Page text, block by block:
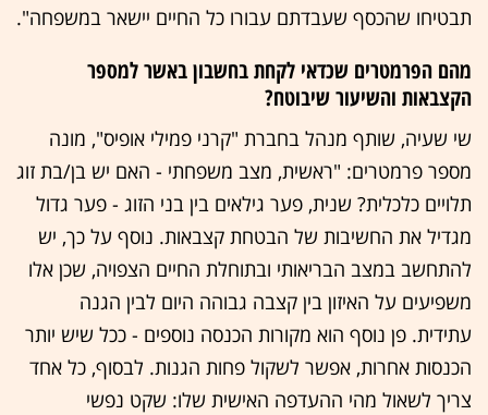
תבטיחו שהכסף שעבדתם עבורו כל החיים יישאר במשפחה".
מהם הפרמטרים שכדאי לקחת בחשבון באשר למספר
הקצבאות והשיעור שיבוטח?
שי שעיה, שותף מנהל בחברת "קרני פמילי אופיס", מונה
מספר פרמטרים: "ראשית, מצב משפחתי - האם יש בן/בת זוג
תלויים כלכלית? שנית, פער גילאים בין בני הזוג - פער גדול
מגדיל את החשיבות של הבטחת קצבאות. נוסף על כך, יש
להתחשב במצב הבריאותי ובתוחלת החיים הצפויה, שכן אלו
משפיעים על האיזון בין קצבה גבוהה היום לבין הגנה
עתידית. פן נוסף הוא מקורות הכנסה נוספים - ככל שיש יותר
הכנסות אחרות, אפשר לשקול פחות הגנות. לבסוף, כל אחד
צריך לשאול מהי ההעדפה האישית שלו: שקט נפשי